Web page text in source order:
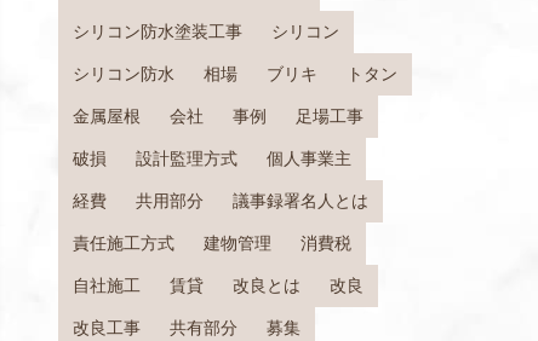
シリコン防水塗装工事 シリコン
シリコン防水 相場 ブリキ トタン
金属屋根 会社 事例 足場工事
破損 設計監理方式 個人事業主
経費 共用部分 議事録署名人とは
責任施工方式 建物管理 消費税
自社施工 賃貸 改良とは 改良
改良工事 共有部分 募集